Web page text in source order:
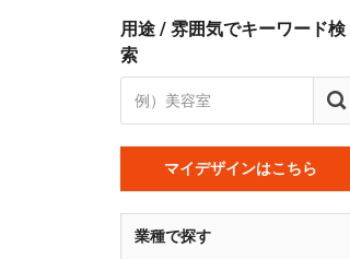
用途 / 雰囲気でキーワード検
索
マイデザインはこちら
業種で探す